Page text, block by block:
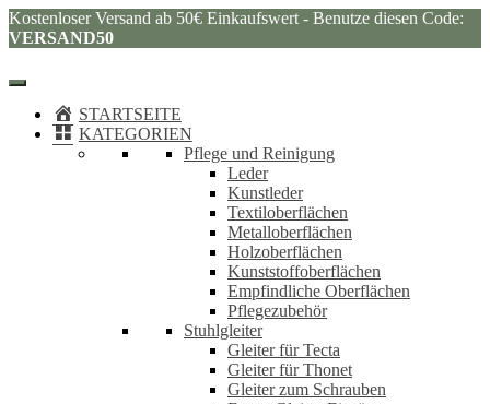
Kostenloser Versand ab 50€ Einkaufswert - Benutze diesen Code:
VERSAND50
STARTSEITE
KATEGORIEN
Pflege und Reinigung
Leder
Kunstleder
Textiloberflächen
Metalloberflächen
Holzoberflächen
Kunststoffoberflächen
Empfindliche Oberflächen
Pflegezubehör
Stuhlgleiter
Gleiter für Tecta
Gleiter für Thonet
Gleiter zum Schrauben